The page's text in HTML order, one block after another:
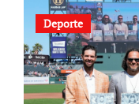
Deporte